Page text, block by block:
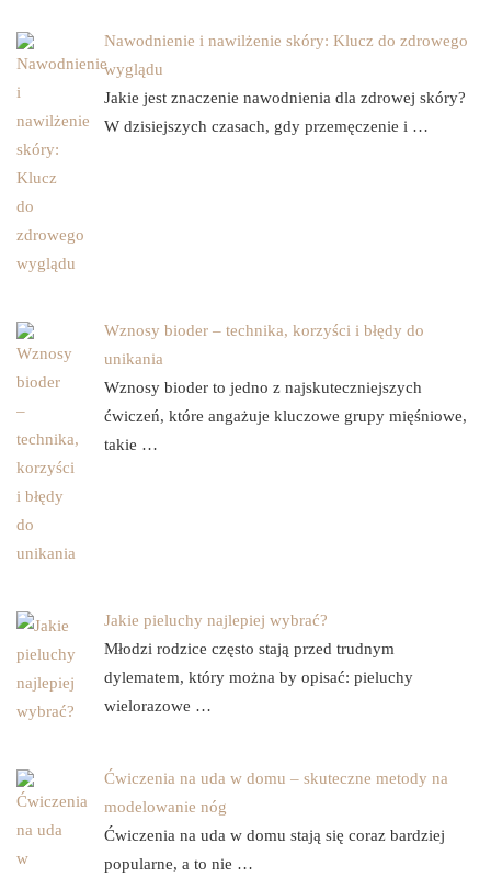
Nawodnienie i nawilżenie skóry: Klucz do zdrowego
wyglądu
Jakie jest znaczenie nawodnienia dla zdrowej skóry?
W dzisiejszych czasach, gdy przemęczenie i …
Wznosy bioder – technika, korzyści i błędy do
unikania
Wznosy bioder to jedno z najskuteczniejszych
ćwiczeń, które angażuje kluczowe grupy mięśniowe,
takie …
Jakie pieluchy najlepiej wybrać?
Młodzi rodzice często stają przed trudnym
dylematem, który można by opisać: pieluchy
wielorazowe …
Ćwiczenia na uda w domu – skuteczne metody na
modelowanie nóg
Ćwiczenia na uda w domu stają się coraz bardziej
popularne, a to nie …